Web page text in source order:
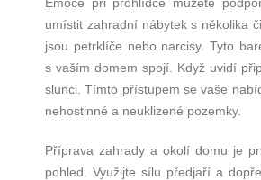
umístit zahradní nábytek s několika
jsou petrklíče nebo narcisy. Tyto
s vaším domem spojí. Když uvidí
slunci. Tímto přístupem se vaše
nehostinné a neuklizené pozemky.
Příprava zahrady a okolí domu je
pohled. Využijte sílu předjaří a